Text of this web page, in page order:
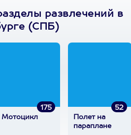
развлечений в
(СПБ)
175
Мотоцикл
52
Полет на
параплане